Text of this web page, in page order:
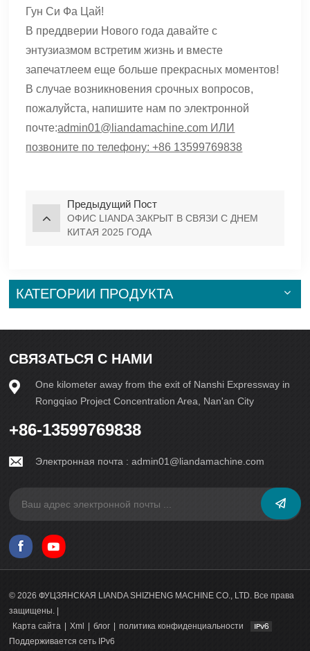
Гун Си Фа Цай!
В преддверии Нового года давайте с
энтузиазмом встретим жизнь и вместе
запечатлеем еще больше прекрасных моментов!
В случае возникновения срочных вопросов,
пожалуйста, напишите нам по электронной
почте:admin01@liandamachine.com ИЛИ
позвоните по телефону: +86 13599769838
Предыдущий Пост
ОФИС LIANDA ЗАКРЫТ В СВЯЗИ С ДНЕМ
КИТАЯ 2025 ГОДА
КАТЕГОРИИ ПРОДУКТА
СВЯЗАТЬСЯ С НАМИ
One kilometer away from the exit of Nanshi Expressway in
Rongqiao Project Concentration Area, Nan'an City
+86-13599769838
Электронная почта :admin01@liandamachine.com
© 2026 ФУЦЗЯНСКАЯ LIANDA SHIZHENG MACHINE CO., LTD. Все права
защищены. |
Карта сайта
Xml блог
политика конфиденциальности
Поддерживается сеть IPv6